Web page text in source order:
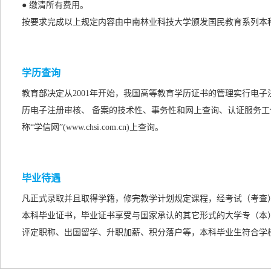
● 缴清所有费用。
按要求完成以上规定内容由中南林业科技大学颁发国民教育系列
学历查询
教育部决定从2001年开始，我国高等教育学历证书的管理实行电
历电子注册审核、 备案的技术性、事务性和网上查询、认证服务
称“学信网”(www.chsi.com.cn)上查询。
毕业待遇
凡正式录取并且取得学籍，修完教学计划规定课程，经考试（考
本科毕业证书，毕业证书享受与国家承认的其它形式的大学专（本
评定职称、出国留学、升职加薪、积分落户等，本科毕业生符合